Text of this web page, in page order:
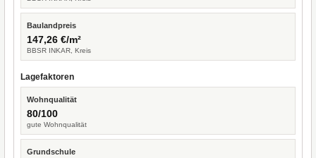
Baulandpreis
147,26 €/m²
BBSR INKAR, Kreis
Lagefaktoren
Wohnqualität
80/100
gute Wohnqualität
Grundschule